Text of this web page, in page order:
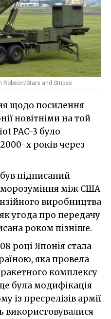
Robson/Stars and Stripes
щодо посилення
новітніми на той
PAC-3 було
х років через
підписаний
між США
виробництва
угода про передачу
роком пізніше.
році Японія стала
яка провела
комплексу
була модифікація
із пресрелізів армії
використовувалися